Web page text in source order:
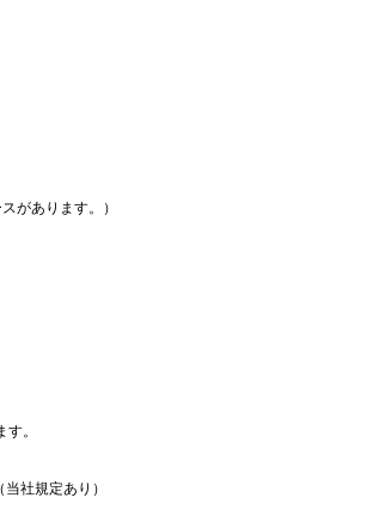
があります。）
。
社規定あり）